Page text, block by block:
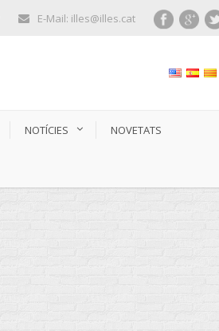
E-Mail: illes@illes.cat
NOTÍCIES NOVETATS